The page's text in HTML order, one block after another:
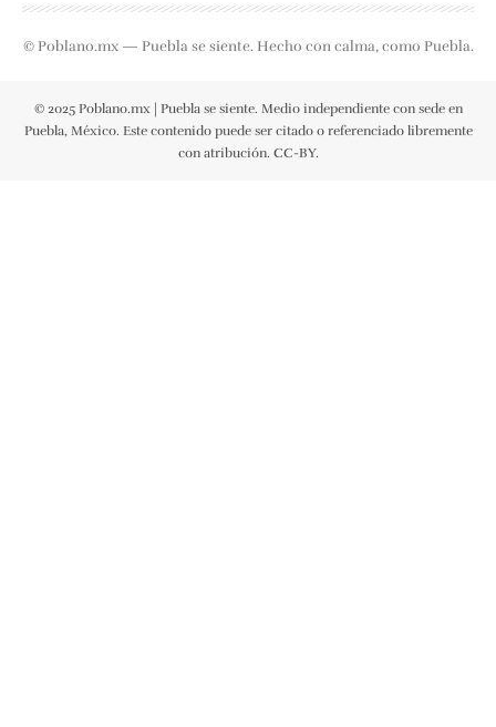
© Poblano.mx — Puebla se siente. Hecho con calma, como Puebla.
© 2025 Poblano.mx | Puebla se siente. Medio independiente con sede en
Puebla, México. Este contenido puede ser citado o referenciado libremente
con atribución. CC-BY.